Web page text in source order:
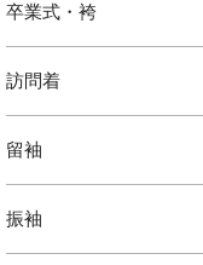
卒業式・袴
訪問着
留袖
振袖